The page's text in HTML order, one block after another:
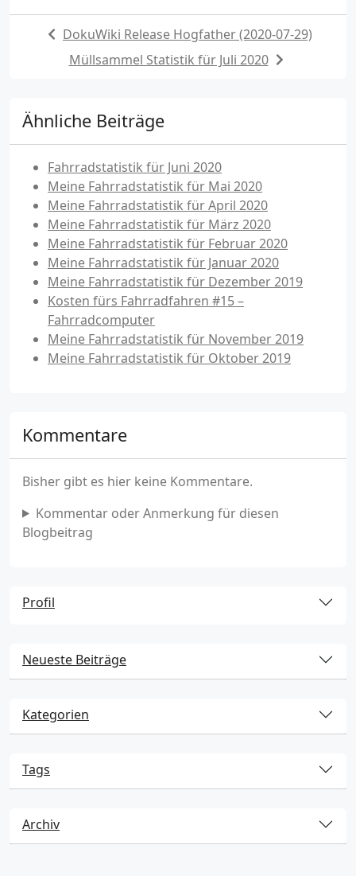
DokuWiki Release Hogfather (2020-07-29)
Müllsammel Statistik für Juli 2020
Ähnliche Beiträge
Fahrradstatistik für Juni 2020
Meine Fahrradstatistik für Mai 2020
Meine Fahrradstatistik für April 2020
Meine Fahrradstatistik für März 2020
Meine Fahrradstatistik für Februar 2020
Meine Fahrradstatistik für Januar 2020
Meine Fahrradstatistik für Dezember 2019
Kosten fürs Fahrradfahren #15 –
Fahrradcomputer
Meine Fahrradstatistik für November 2019
Meine Fahrradstatistik für Oktober 2019
Kommentare
Bisher gibt es hier keine Kommentare.
Kommentar oder Anmerkung für diesen
Blogbeitrag
Profil
Neueste Beiträge
Kategorien
Tags
Archiv